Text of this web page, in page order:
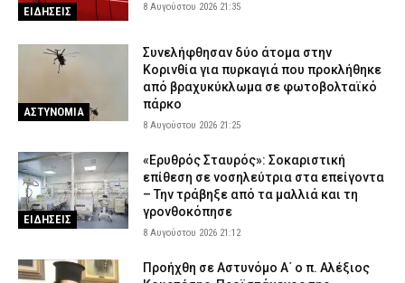
ΕΙΔΗΣΕΙΣ 8 Αυγούστου 2026 21:35
ΑΣΤΥΝΟΜΙΑ
Συνελήφθησαν δύο άτομα στην
Κορινθία για πυρκαγιά που προκλήθηκε
από βραχυκύκλωμα σε φωτοβολταϊκό
πάρκο
8 Αυγούστου 2026 21:25
ΕΙΔΗΣΕΙΣ
«Ερυθρός Σταυρός»: Σοκαριστική
επίθεση σε νοσηλεύτρια στα επείγοντα
– Την τράβηξε από τα μαλλιά και τη
γρονθοκόπησε
8 Αυγούστου 2026 21:12
Προήχθη σε Αστυνόμο Α΄ ο π. Αλέξιος